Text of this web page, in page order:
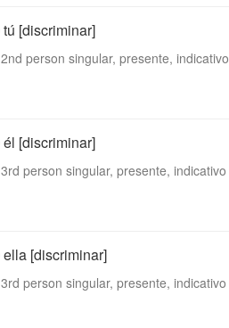
tú [discriminar]
2nd person singular, presente, indicativo
él [discriminar]
3rd person singular, presente, indicativo
ella [discriminar]
3rd person singular, presente, indicativo